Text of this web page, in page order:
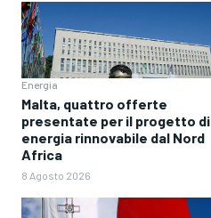
Energia
Malta, quattro offerte
presentate per il progetto di
energia rinnovabile dal Nord
Africa
8 Agosto 2026